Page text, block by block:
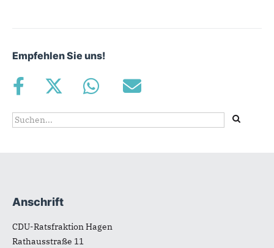
Empfehlen Sie uns!
Suchformular
Suche
Fußbereich
Anschrift
CDU-Ratsfraktion Hagen
Rathausstraße 11